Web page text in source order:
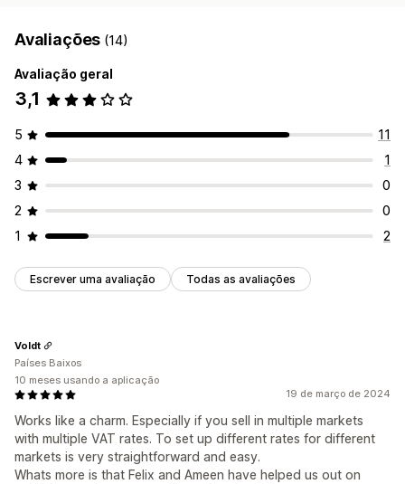
Avaliações (14)
Avaliação geral
3,1
5
11
4
1
3
0
2
0
1
2
Escrever uma avaliação Todas as avaliações
19 de março de 2024
Works like a charm. Especially if you sell in multiple markets
with multiple VAT rates. To set up different rates for different
markets is very straightforward and easy.
Whats more is that Felix and Ameen have helped us out on
Voldt
Países Baixos
10 meses usando a aplicação